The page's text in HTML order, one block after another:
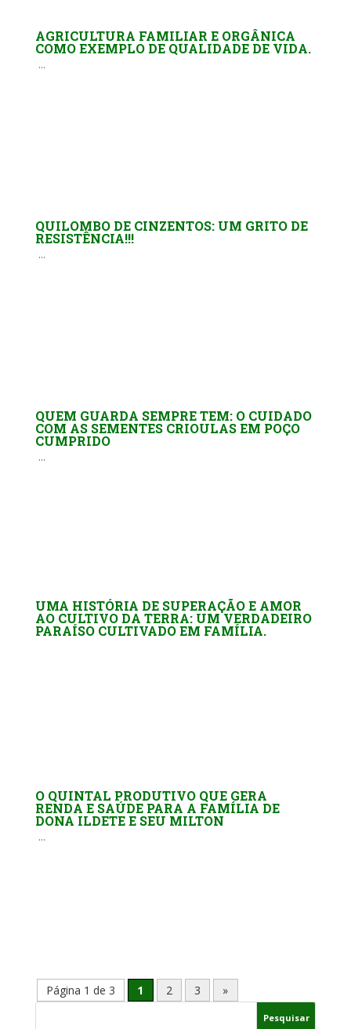
AGRICULTURA FAMILIAR E ORGÂNICA
COMO EXEMPLO DE QUALIDADE DE VIDA.
...
QUILOMBO DE CINZENTOS: UM GRITO DE
RESISTÊNCIA!!!
...
QUEM GUARDA SEMPRE TEM: O CUIDADO
COM AS SEMENTES CRIOULAS EM POÇO
CUMPRIDO
...
UMA HISTÓRIA DE SUPERAÇÃO E AMOR
AO CULTIVO DA TERRA: UM VERDADEIRO
PARAÍSO CULTIVADO EM FAMÍLIA.
O QUINTAL PRODUTIVO QUE GERA
RENDA E SAÚDE PARA A FAMÍLIA DE
DONA ILDETE E SEU MILTON
...
Página 1 de 3 1 2 3 »